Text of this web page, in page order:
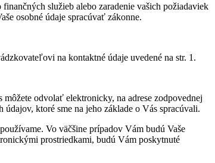
služieb alebo zaradenie vašich požiadaviek
osobné údaje spracúvať zákonne.
na kontaktné údaje uvedené na str. 1.
odvolať elektronicky, na adrese zodpovednej
ktoré sme na jeho základe o Vás spracúvali.
Vo väčšine prípadov Vám budú Vaše
prostriedkami, budú Vám poskytnuté